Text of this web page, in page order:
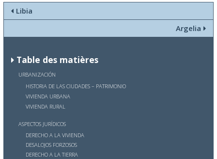
Libia
Argelia
Table des matières
URBANIZACIÓN
HISTORIA DE LAS CIUDADES – PATRIMONIO
VIVIENDA URBANA
VIVIENDA RURAL
ASPECTOS JURÍDICOS
DERECHO A LA VIVIENDA
DESALOJOS FORZOSOS
DERECHO A LA TIERRA